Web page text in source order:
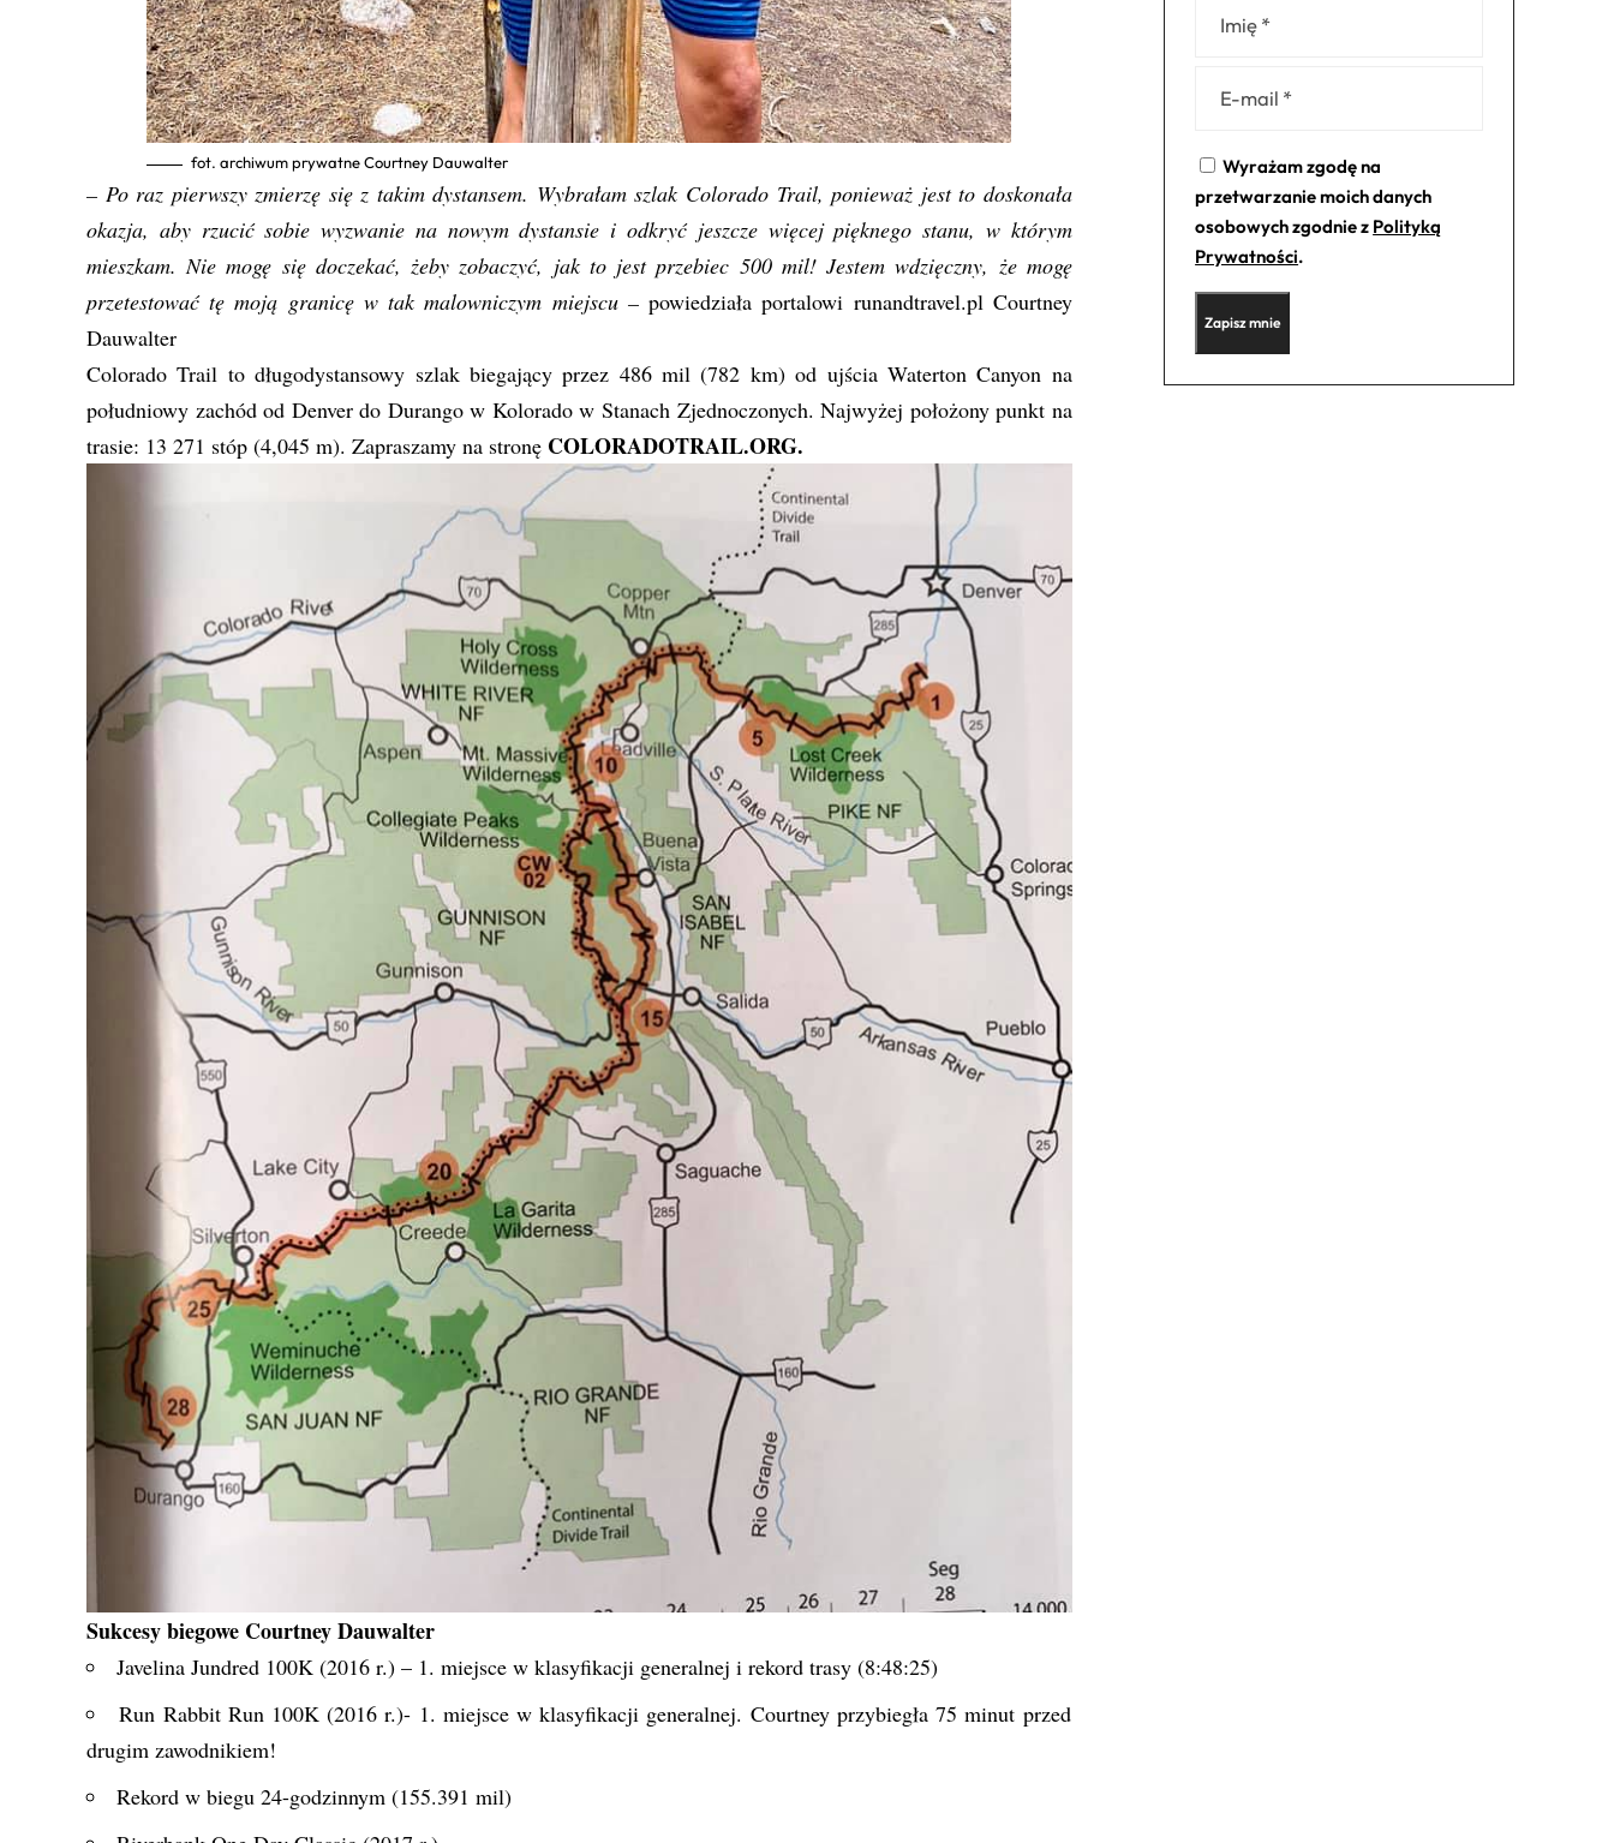
fot. archiwum prywatne Courtney Dauwalter
– Po raz pierwszy zmierzę się z takim dystansem. Wybrałam szlak Colorado Trail, ponieważ jest to doskonała
okazja, aby rzucić sobie wyzwanie na nowym dystansie i odkryć jeszcze więcej pięknego stanu, w którym
mieszkam. Nie mogę się doczekać, żeby zobaczyć, jak to jest przebiec 500 mil! Jestem wdzięczny, że mogę
przetestować tę moją granicę w tak malowniczym miejscu –powiedziała portalowi runandtravel.pl Courtney
Dauwalter
Colorado Trail to długodystansowy szlak biegający przez 486 mil (782 km) od ujścia Waterton Canyon na
południowy zachód od Denver do Durango w Kolorado w Stanach Zjednoczonych. Najwyżej położony punkt na
trasie: 13 271 stóp (4,045 m). Zapraszamy na stronę COLORADOTRAIL.ORG.
Sukcesy biegowe Courtney Dauwalter
Javelina Jundred 100K (2016 r.) – 1. miejsce w klasyfikacji generalnej i rekord trasy (8:48:25)
Run Rabbit Run 100K (2016 r.)- 1. miejsce w klasyfikacji generalnej. Courtney przybiegła 75 minut przed
drugim zawodnikiem!
Rekord w biegu 24-godzinnym (155.391 mil)
Wyrażam zgodę na
przetwarzanie moich danych
osobowych zgodnie z Polityką
Prywatności.
Alternative: